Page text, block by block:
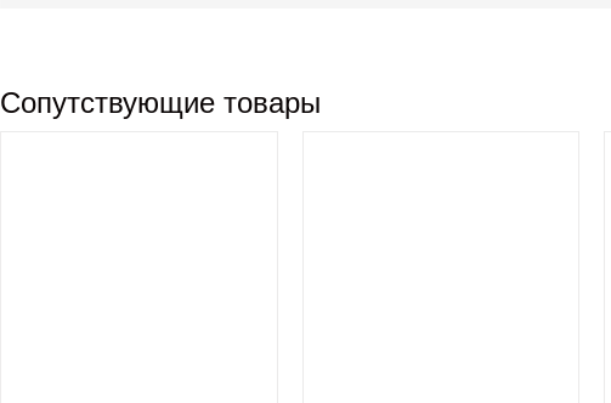
Сопутствующие товары